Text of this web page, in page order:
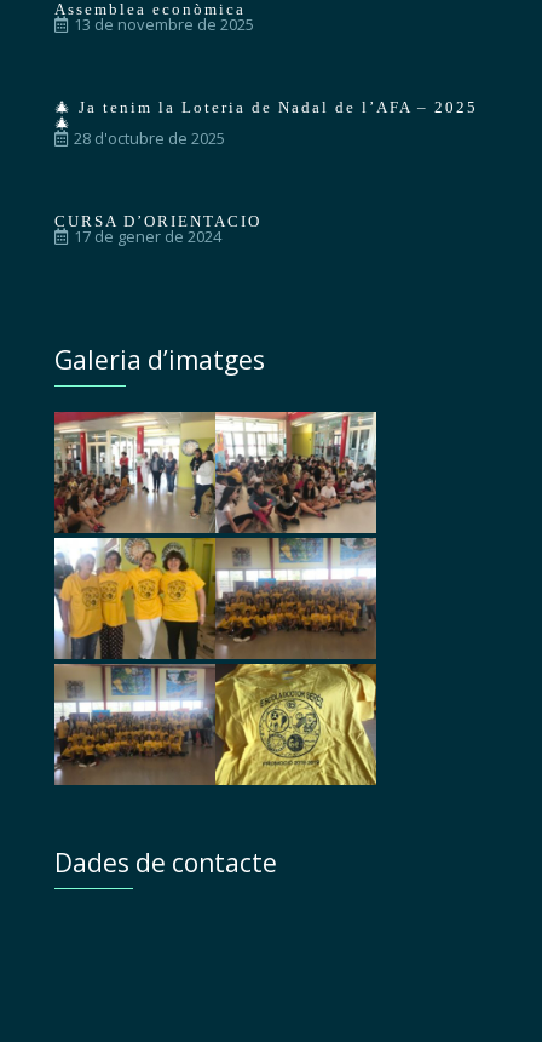
Assemblea econòmica
13 de novembre de 2025
🎄 Ja tenim la Loteria de Nadal de l’AFA – 2025
🎄
28 d'octubre de 2025
CURSA D’ORIENTACIO
17 de gener de 2024
Galeria d’imatges
Dades de contacte